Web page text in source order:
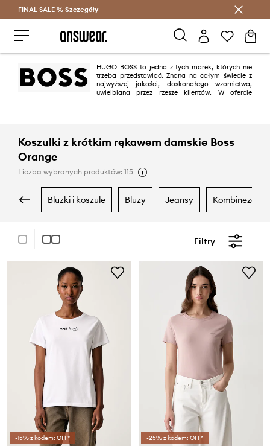
Oszczędzaj z Answear Club >
FINAL SALE % Szczegóły
HUGO BOSS to jedna z tych marek, których nie
trzeba przedstawiać. Znana na całym świecie z
najwyższej jakości, doskonałego wzornictwa,
uwielbiana przez rzesze klientów. W ofercie
Koszulki z krótkim rękawem damskie Boss
Orange
Liczba wybranych produktów: 115
bluzki i koszule bluzy jeansy kombinezony
Filtry
-15% z kodem: OFF* -25% z kodem: OFF*